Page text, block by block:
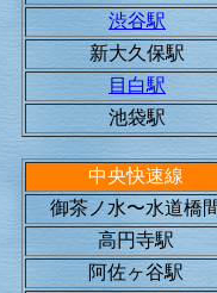
渋谷駅
新大久保駅
目白駅
池袋駅
中央快速線
御茶ノ水〜水道橋
高円寺駅
阿佐ヶ谷駅